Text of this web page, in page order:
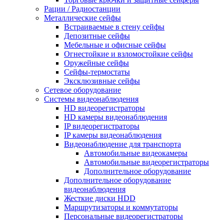
Рации / Радиостанции
Металлические сейфы
Встраиваемые в стену сейфы
Депозитные сейфы
Мебельные и офисные сейфы
Огнестойкие и взломостойкие сейфы
Оружейные сейфы
Сейфы-термостаты
Эксклюзивные сейфы
Сетевое оборудование
Системы видеонаблюдения
HD видеорегистраторы
HD камеры видеонаблюдения
IP видеорегистраторы
IP камеры видеонаблюдения
Видеонаблюдение для транспорта
Автомобильные видеокамеры
Автомобильные видеорегистраторы
Дополнительное оборудование
Дополнительное оборудование
видеонаблюдения
Жесткие диски HDD
Маршрутизаторы и коммутаторы
Персональные видеорегистраторы